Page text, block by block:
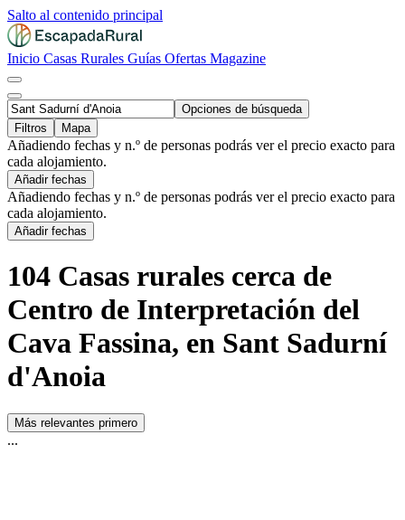
Salto al contenido principal
Inicio Casas Rurales Guías Ofertas Magazine
Opciones de búsqueda
Filtros
Mapa
Añadiendo fechas y n.º de personas podrás ver el precio exacto para
cada alojamiento.
Añadir fechas
Añadiendo fechas y n.º de personas podrás ver el precio exacto para
cada alojamiento.
Añadir fechas
104 Casas rurales cerca de
Centro de Interpretación del
Cava Fassina, en Sant Sadurní
d'Anoia
Más relevantes primero
...